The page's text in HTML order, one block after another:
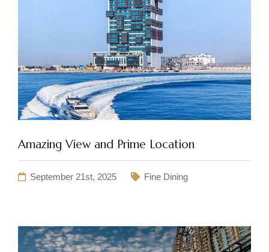
Amazing View and Prime Location
September 21st, 2025 Fine Dining